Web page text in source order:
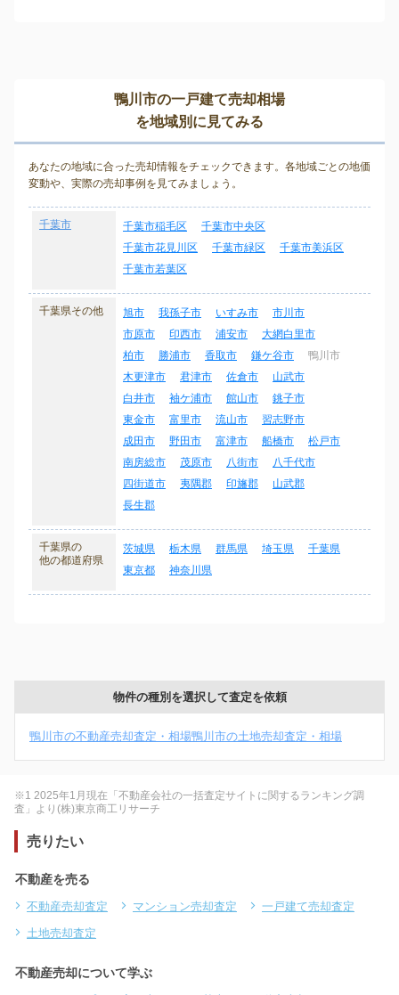
鴨川市の一戸建て売却相場
を地域別に見てみる
あなたの地域に合った売却情報をチェックできます。各地域ごとの地価
変動や、実際の売却事例を見てみましょう。
千葉市 千葉市稲毛区
千葉市中央区
千葉市花見川区
千葉市緑区
千葉市美浜区
千葉市若葉区
千葉県その他 旭市 我孫子市 いすみ市
市川市
市原市
印西市 浦安市
大網白里市
柏市
勝浦市 香取市 鎌ケ谷市
鴨川市
木更津市
君津市 佐倉市
山武市
白井市
袖ケ浦市 館山市
銚子市
東金市
富里市 流山市
習志野市
成田市
野田市 富津市 船橋市
松戸市
南房総市
茂原市 八街市
八千代市
四街道市
夷隅郡 印旛郡
山武郡
長生郡
千葉県の
他の都道府県
茨城県 栃木県 群馬県 埼玉県
千葉県
東京都
神奈川県
物件の種別を選択して査定を依頼
鴨川市の不動産売却査定・相場鴨川市の土地売却査定・相場
※1 2025年1月現在「不動産会社の一括査定サイトに関するランキング調
査」より(株)東京商工リサーチ
売りたい
不動産を売る
不動産売却査定 マンション売却査定
一戸建て売却査定
土地売却査定
不動産売却について学ぶ